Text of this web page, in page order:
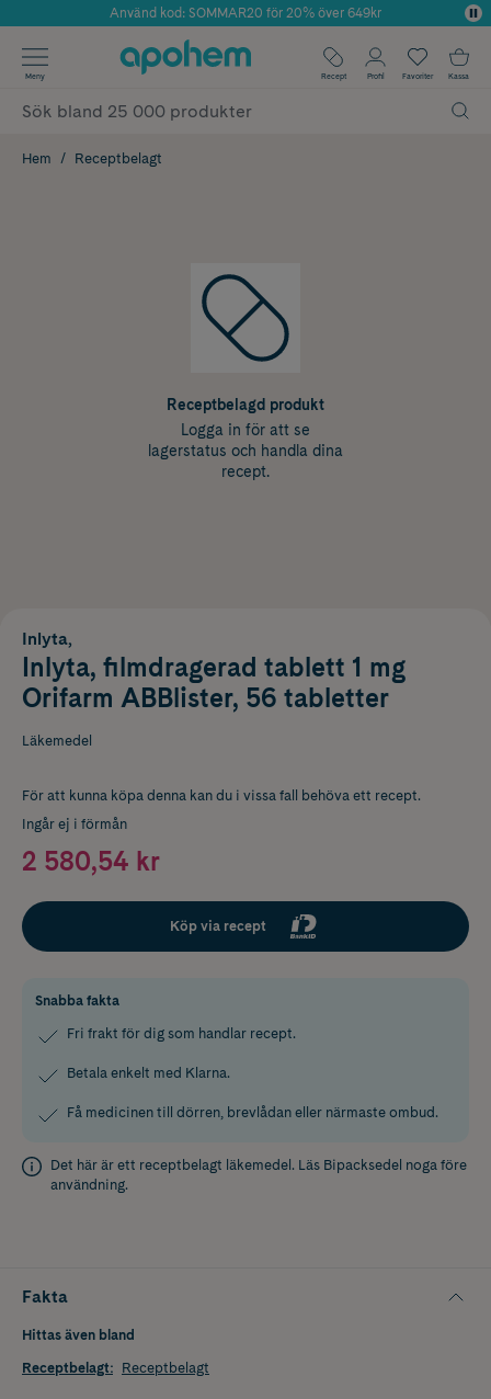
Årets Butik 2025 inom Skönhet
Använd kod: SOMMAR20 för 20% över 649kr
✓ Fri frakt
✓ Poäng på alla köp*
Meny Recept Profil Favoriter Kassa
Hem Receptbelagt
Receptbelagd produkt
Logga in för att se
lagerstatus och handla dina
recept.
Inlyta,
Inlyta, filmdragerad tablett 1 mg
Orifarm ABBlister, 56 tabletter
Läkemedel
För att kunna köpa denna kan du i vissa fall behöva ett recept.
Ingår ej i förmån
2 580,54 kr
Köp via recept
Snabba fakta
Fri frakt för dig som handlar recept.
Betala enkelt med Klarna.
Få medicinen till dörren, brevlådan eller närmaste ombud.
Det här är ett receptbelagt läkemedel. Läs Bipacksedel noga före
användning.
Fakta
Hittas även bland
Receptbelagt: Receptbelagt